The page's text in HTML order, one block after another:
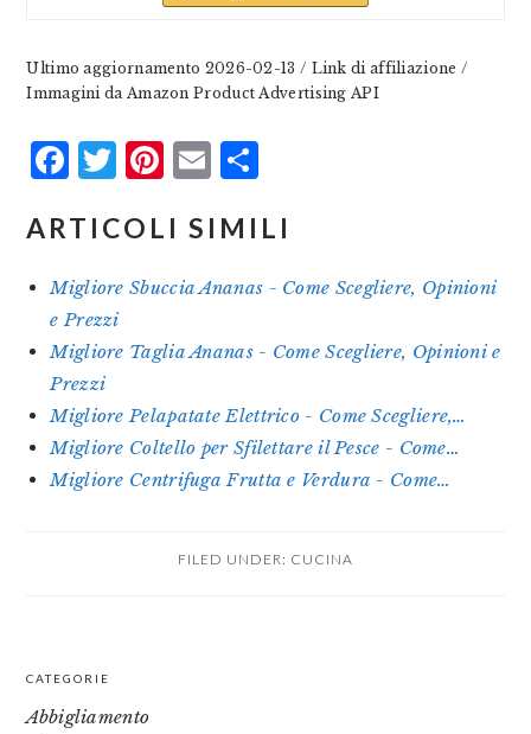
Ultimo aggiornamento 2026-02-13 / Link di affiliazione /
Immagini da Amazon Product Advertising API
Facebook
Twitter
Pinterest
Email
ARTICOLI SIMILI
Migliore Sbuccia Ananas - Come Scegliere, Opinioni
e Prezzi
Migliore Taglia Ananas - Come Scegliere, Opinioni e
Prezzi
Migliore Pelapatate Elettrico - Come Scegliere,…
Migliore Coltello per Sfilettare il Pesce - Come…
Migliore Centrifuga Frutta e Verdura - Come…
FILED UNDER: CUCINA
PRIMARY
SIDEBAR
CATEGORIE
Abbigliamento